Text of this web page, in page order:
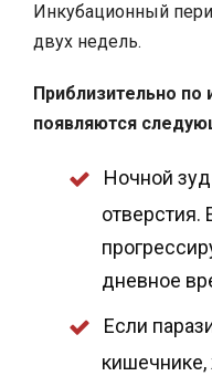
Инкубационный
двух недель.
Приблизительно по
появляются
Ночной
отверстия.
дневное
Если